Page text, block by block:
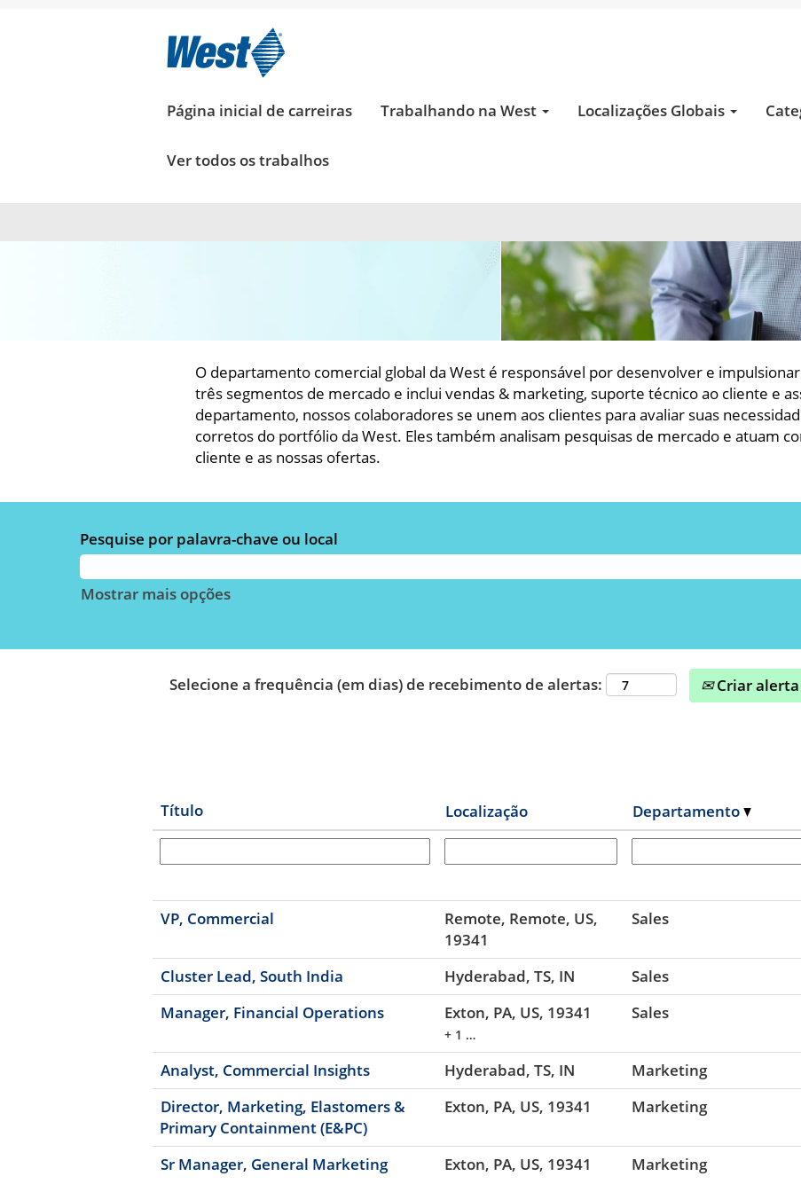
Página inicial de carreiras Trabalhando na West Localizações Globais
Ver todos os trabalhos
VENDAS E MARKETING
O departamento comercial global da West é responsável por desenvolver e
três segmentos de mercado e inclui vendas & marketing, suporte técnico ao cliente e
departamento, nossos colaboradores se unem aos clientes para avaliar suas
corretos do portfólio da West. Eles também analisam pesquisas de mercado e atuam
cliente e as nossas ofertas.
Pesquise por palavra-chave ou local
Mostrar mais opções
Selecione a frequência (em dias) de recebimento de alertas: Criar alerta
Título Localização Departamento
VP, Commercial
Remote, Remote, US,
19341
Sales
Cluster Lead, South India Hyderabad, TS, IN Sales
Manager, Financial Operations
Exton, PA, US, 19341
+ 1 …
Sales
Analyst, Commercial Insights Hyderabad, TS, IN Marketing
Director, Marketing, Elastomers &
Primary Containment (E&PC)
Exton, PA, US, 19341 Marketing
Sr Manager, General Marketing Exton, PA, US, 19341 Marketing